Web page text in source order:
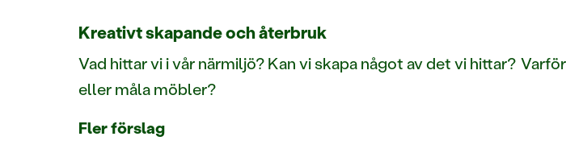
Kreativt skapande och återbruk
Vad hittar vi i vår närmiljö? Kan vi skapa något av det vi hittar?
eller måla möbler?
Fler förslag